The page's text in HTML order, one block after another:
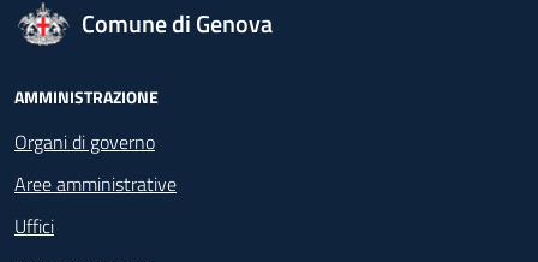
logo Unione Europea
Comune di Genova
Footer - Navigazione
AMMINISTRAZIONE
Organi di governo
Aree amministrative
Uffici